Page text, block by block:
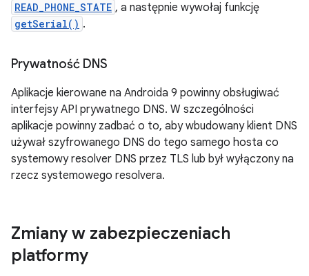
READ_PHONE_STATE , a następnie wywołaj funkcję
getSerial() .
Prywatność DNS
Aplikacje kierowane na Androida 9 powinny obsługiwać
interfejsy API prywatnego DNS. W szczególności
aplikacje powinny zadbać o to, aby wbudowany klient DNS
używał szyfrowanego DNS do tego samego hosta co
systemowy resolver DNS przez TLS lub był wyłączony na
rzecz systemowego resolvera.
Zmiany w zabezpieczeniach
platformy